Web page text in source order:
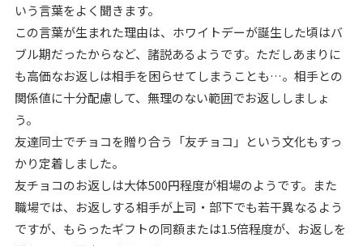
いう言葉をよく聞きます。
この言葉が生まれた理由は、ホワイトデーが誕生した頃はバ
ブル期だったからなど、諸説あるようです。ただしあまりに
も高価なお返しは相手を困らせてしまうことも…。相手との
関係値に十分配慮して、無理のない範囲でお返ししましょ
う。
友達同士でチョコを贈り合う「友チョコ」という文化もすっ
かり定着しました。
友チョコのお返しは大体500円程度が相場のようです。また
職場では、お返しする相手が上司・部下でも若干異なるよう
ですが、もらったギフトの同額または1.5倍程度が、お返しを